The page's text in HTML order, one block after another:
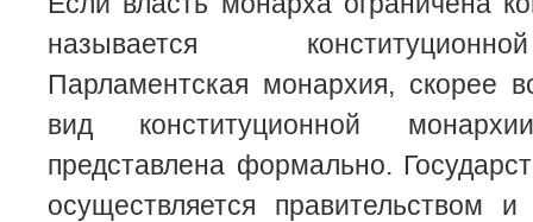
называется
Парламентская монархия, скорее
вид конституционной
представлена формально.
осуществляется правительством